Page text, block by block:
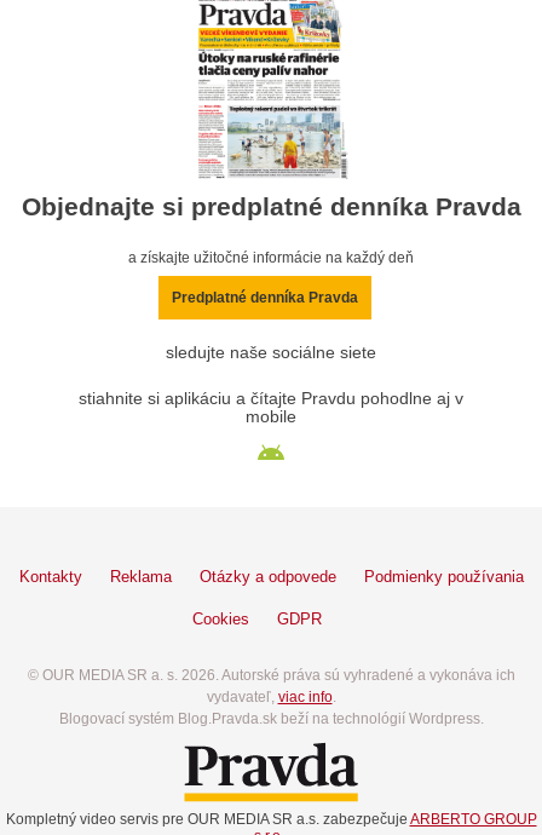
Objednajte si predplatné denníka Pravda
a získajte užitočné informácie na každý deň
Predplatné denníka Pravda
sledujte naše sociálne siete
stiahnite si aplikáciu a čítajte Pravdu pohodlne aj v
mobile
Kontakty Reklama Otázky a odpovede Podmienky používania
Cookies GDPR
© OUR MEDIA SR a. s. 2026. Autorské práva sú vyhradené a vykonáva ich
vydavateľ, viac info.
Blogovací systém Blog.Pravda.sk beží na technológií Wordpress.
Kompletný video servis pre OUR MEDIA SR a.s. zabezpečuje ARBERTO GROUP